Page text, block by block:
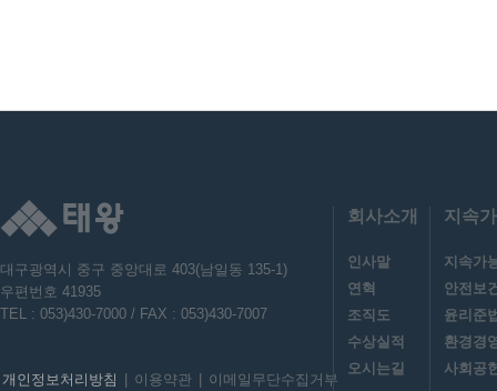
대구광역시 중구 중앙대로 403(남일동 135-1)
우편번호 41935
TEL : 053)430-7000 / FAX : 053)430-7007
개인정보처리방침 이용약관 이메일무단수집거부
회사소개
인사말
연혁
조직도
수상실적
오시는길
지속
지속가
안전보
윤리준
환경경
사회공